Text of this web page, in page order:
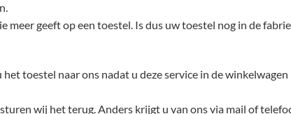
meer geeft op een toestel. Is dus uw toestel nog in de
toestel naar ons nadat u deze service in de winkelwagen
wij het terug. Anders krijgt u van ons via mail of